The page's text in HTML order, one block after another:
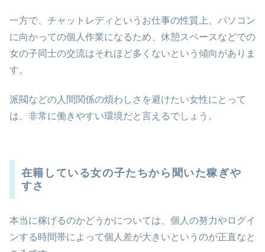
一方で、チャットレディというお仕事の性質上、パソコン
に向かっての個人作業になるため、休憩スペースなどでの
女の子同士の交流はそれほど多くないという傾向がありま
す。
派閥などの人間関係の煩わしさを避けたい女性にとって
は、非常に働きやすい環境だと言えるでしょう。
在籍している女の子たちから聞いた稼ぎや
すさ
本当に稼げるのかどうかについては、個人の努力やログイ
ンする時間帯によって個人差が大きいというのが正直なと